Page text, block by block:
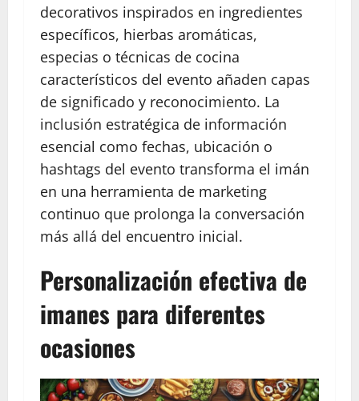
decorativos inspirados en ingredientes
específicos, hierbas aromáticas,
especias o técnicas de cocina
característicos del evento añaden capas
de significado y reconocimiento. La
inclusión estratégica de información
esencial como fechas, ubicación o
hashtags del evento transforma el imán
en una herramienta de marketing
continuo que prolonga la conversación
más allá del encuentro inicial.
Personalización efectiva de
imanes para diferentes
ocasiones